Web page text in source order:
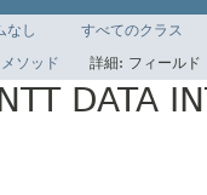
なし
すべてのクラス
メソッド 詳細: フィール
DATA